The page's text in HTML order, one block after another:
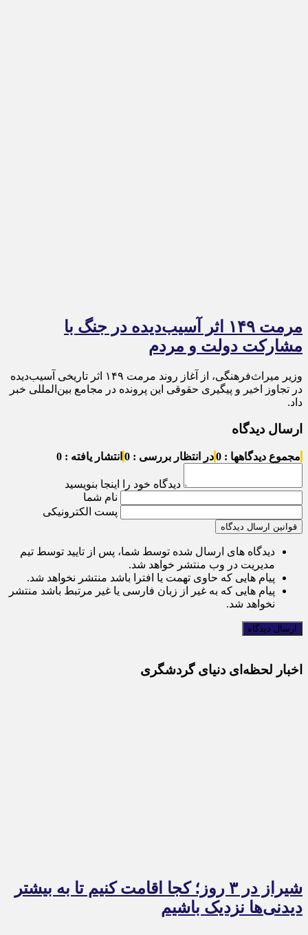
مرمت ۱۴۹ اثر آسیب‌دیده در جنگ با
مشارکت دولت و مردم
وزیر میراث‌فرهنگی، از آغاز روند مرمت ۱۴۹ اثر تاریخی آسیب‌دیده
در تجاوز اخیر و پیگیری حقوقی این پرونده در مجامع بین‌المللی خبر
داد.
ارسال دیدگاه
مجموع دیدگاهها : 0 در انتظار بررسی : 0 انتشار یافته : 0
دیدگاه خود را اینجا بنویسید
نام شما
پست الکترونیکی
قوانین ارسال دیدگاه
دیدگاه های ارسال شده توسط شما، پس از تایید توسط تیم
مدیریت در وب منتشر خواهد شد.
پیام هایی که حاوی تهمت یا افترا باشد منتشر نخواهد شد.
پیام هایی که به غیر از زبان فارسی یا غیر مرتبط باشد منتشر
نخواهد شد.
اخبار لحظه‌ای دنیای گردشگری
شیراز در ۳ روز؛ کجا اقامت کنیم تا به بیشتر
دیدنی‌ها نزدیک باشیم